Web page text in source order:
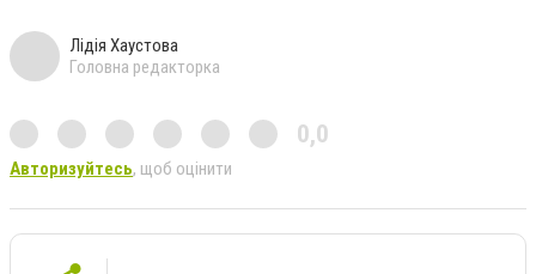
Лідія Хаустова
Головна редакторка
0,0
Авторизуйтесь, щоб оцінити